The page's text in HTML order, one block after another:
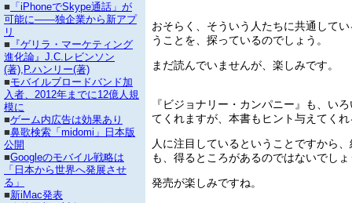
おそらく、そういう人たちに共通して
うことを、探っているのでしょう。
まだ読んでいませんが、楽しみです。
『ビジョナリー・カンパニー』も、い
てくれますが、本書もヒント与えてく
人に注目しているということですから
も、得るところがあるのではないでし
発売が楽しみですね。
■ 「iPhoneでSkype通話」が
可能に――独企業から新アプ
リ
■ 『ゲリラ・マーケティング
進化論』J.C.レビンソン
(著),P.ハンリー(著)
■モバイルブロードバンド加
入者、2012年までに12億人規
模に
■ゲーム内広告は効果あり
■鼻歌検索「midomi」日本版
公開
■Googleのモバイル戦略は
「日本から世界へ発展させ
る」
■新iMac発表